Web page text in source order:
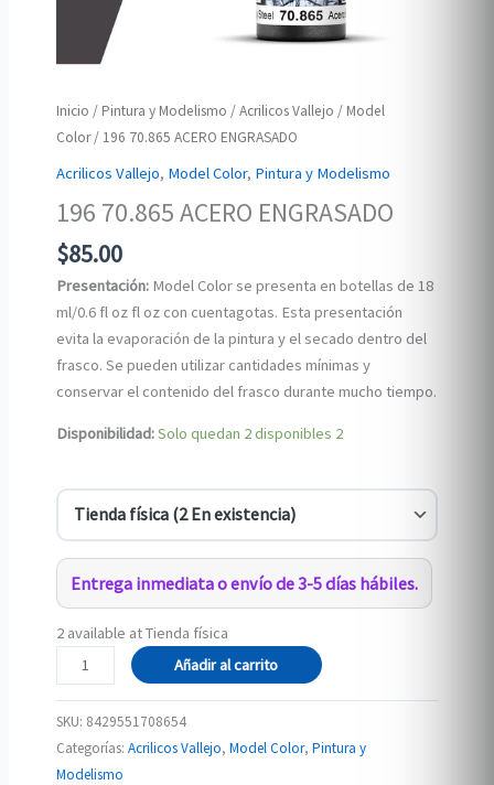
Inicio / Pintura y Modelismo /Acrilicos Vallejo / Model
Color/ 196 70.865 ACERO ENGRASADO
Acrilicos Vallejo, Model Color, Pintura y Modelismo
196 70.865 ACERO ENGRASADO
$85.00
Presentación: Model Color se presenta en botellas de 18
ml/0.6 fl oz fl oz con cuentagotas. Esta presentación
evita la evaporación de la pintura y el secado dentro del
frasco. Se pueden utilizar cantidades mínimas y
conservar el contenido del frasco durante mucho tiempo.
Disponibilidad:Solo quedan 2 disponibles 2
Entrega inmediata o envío de 3-5 días hábiles.
2 available at Tienda física
70.865
ENGRASADO
cantidad
Añadir al carrito
SKU: 8429551708654
Categorías:Acrilicos Vallejo,Model Color,Pintura y
Modelismo